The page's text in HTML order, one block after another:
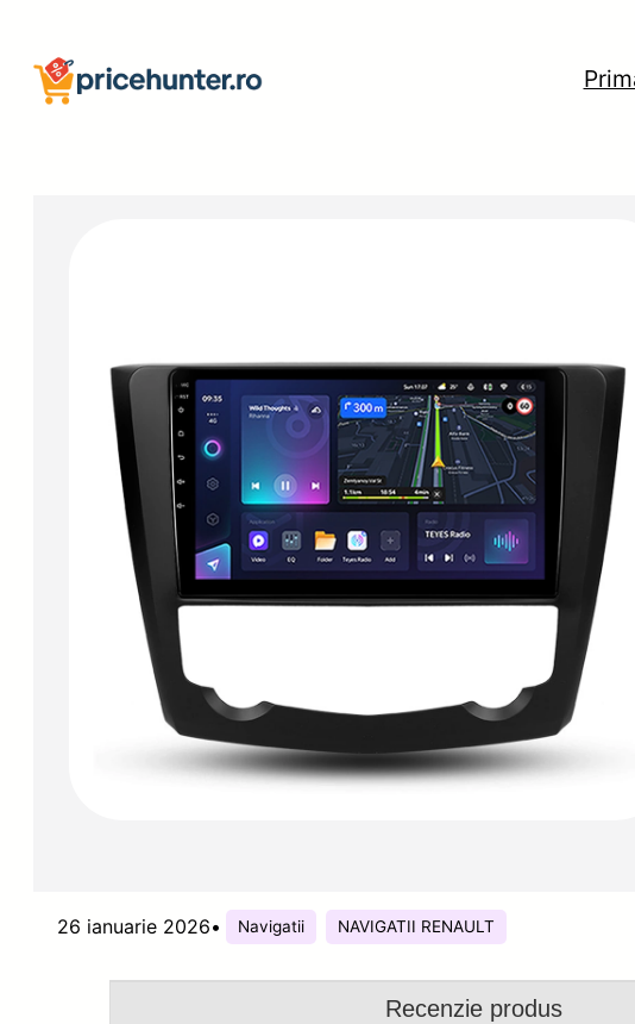
conținut
26 ianuarie 2026• Navigatii NAVIGATII RENAULT
Recenzie produs